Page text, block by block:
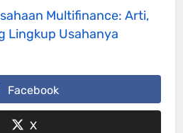
Multifinance: Arti,
Lingkup Usahanya
Facebook
X